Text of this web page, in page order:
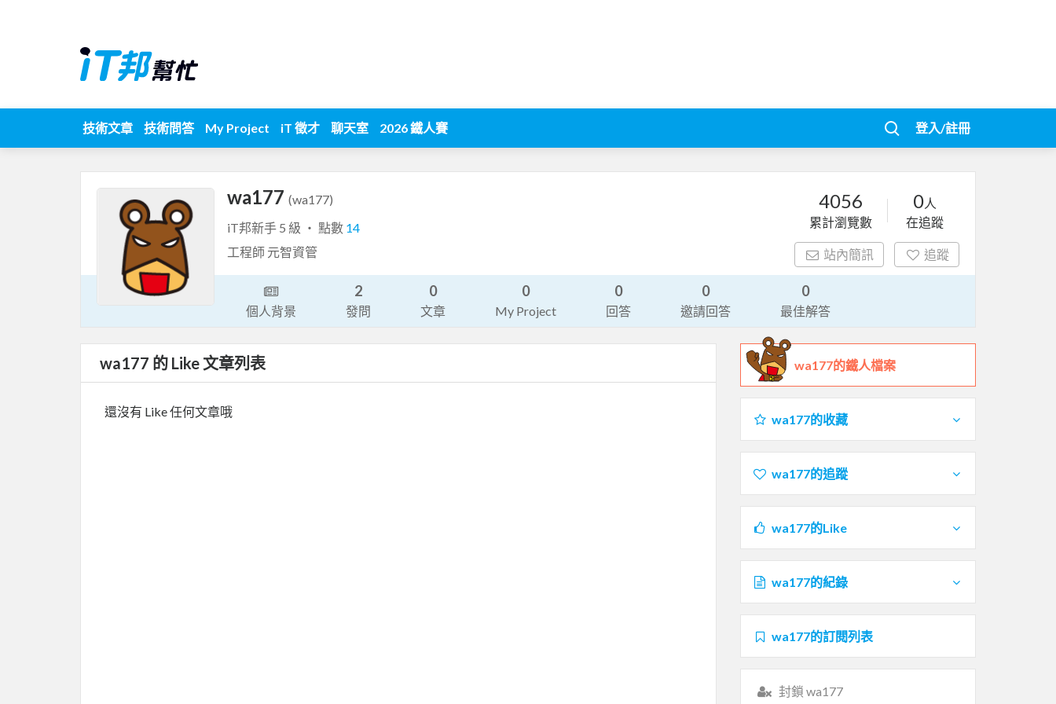
技術文章 技術問答 My Project iT 徵才 聊天室 2026 鐵人賽 登入/註冊
wa177 (wa177)
iT邦新手 5 級 ‧ 點數 14
工程師 元智資管
4056
累計瀏覽數
0人
在追蹤
站內簡訊 追蹤
個人背景
2
發問
0
文章
0
My Project
0
回答
0
邀請回答
0
最佳解答
wa177 的 Like 文章列表
還沒有 Like 任何文章哦
wa177的鐵人檔案
wa177的收藏
wa177的追蹤
wa177的Like
wa177的紀錄
wa177的訂閱列表
封鎖 wa177